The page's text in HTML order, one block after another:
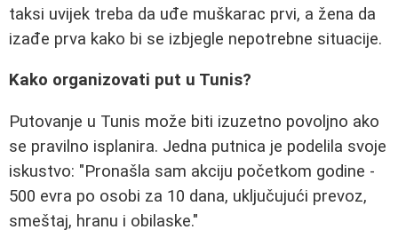
taksi uvijek treba da uđe muškarac prvi, a žena da
izađe prva kako bi se izbjegle nepotrebne situacije.
Kako organizovati put u Tunis?
Putovanje u Tunis može biti izuzetno povoljno ako
se pravilno isplanira. Jedna putnica je podelila svoje
iskustvo: "Pronašla sam akciju početkom godine -
500 evra po osobi za 10 dana, uključujući prevoz,
smeštaj, hranu i obilaske."